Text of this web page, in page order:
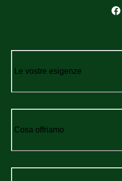
Le vostre esigenze
Cosa offriamo